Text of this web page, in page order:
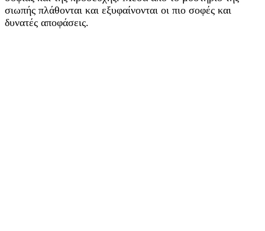
σιωπής πλάθονται και εξυφαίνονται οι πιο σοφές και
δυνατές αποφάσεις.